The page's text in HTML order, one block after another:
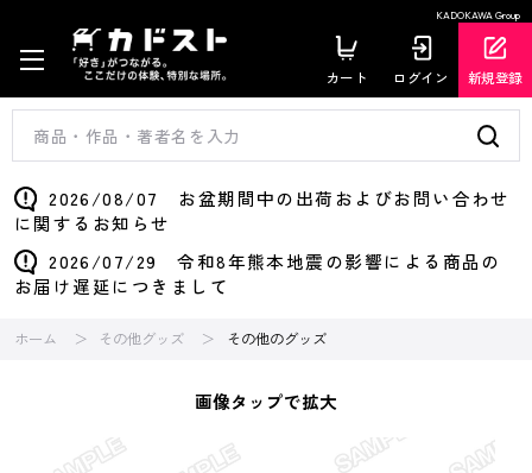
KADOKAWA Group
カート ログイン 新規登録
2026/08/07 お盆期間中の出荷およびお問い合わせ
に関するお知らせ
2026/07/29 令和8年熊本地震の影響による商品の
お届け遅延につきまして
ホーム その他グッズ その他のグッズ
画像タップで拡大